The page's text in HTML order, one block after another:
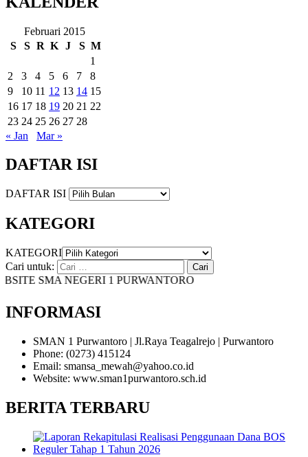
Februari 2015
S
S R K J S M
1
2
3 4 5 6 7
8
9
10 11 12 13 14 15
16 17 18 19 20 21 22
23 24 25 26 27 28
« Jan
Mar »
DAFTAR ISI
DAFTAR ISI
KATEGORI
KATEGORI
Cari untuk:
SMA NEGERI 1 PURWANTORO
INFORMASI
SMAN 1 Purwantoro | Jl.Raya Teagalrejo | Purwantoro
Phone: (0273) 415124
Email: smansa_mewah@yahoo.co.id
Website: www.sman1purwantoro.sch.id
BERITA TERBARU